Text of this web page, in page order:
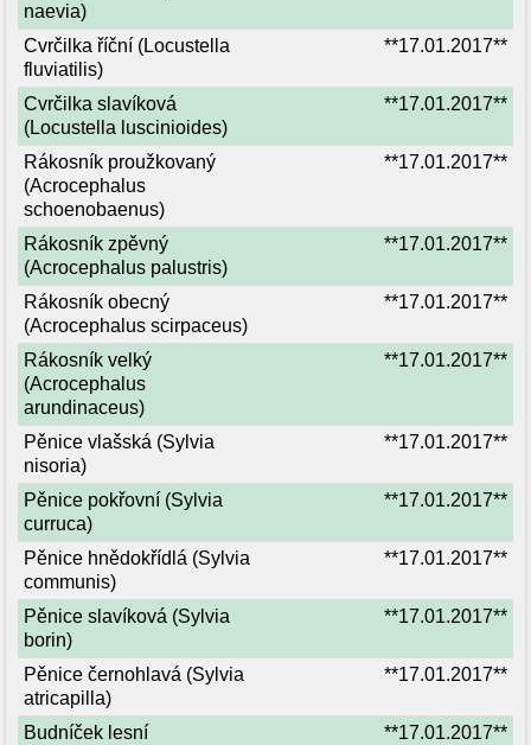
naevia)
Cvrčilka říční (Locustella
fluviatilis)
**17.01.2017**
Cvrčilka slavíková
(Locustella luscinioides)
**17.01.2017**
Rákosník proužkovaný
(Acrocephalus
schoenobaenus)
**17.01.2017**
Rákosník zpěvný
(Acrocephalus palustris)
**17.01.2017**
Rákosník obecný
(Acrocephalus scirpaceus)
**17.01.2017**
Rákosník velký
(Acrocephalus
arundinaceus)
**17.01.2017**
Pěnice vlašská (Sylvia
nisoria)
**17.01.2017**
Pěnice pokřovní (Sylvia
curruca)
**17.01.2017**
Pěnice hnědokřídlá (Sylvia
communis)
**17.01.2017**
Pěnice slavíková (Sylvia
borin)
**17.01.2017**
Pěnice černohlavá (Sylvia
atricapilla)
**17.01.2017**
Budníček lesní
**17.01.2017**